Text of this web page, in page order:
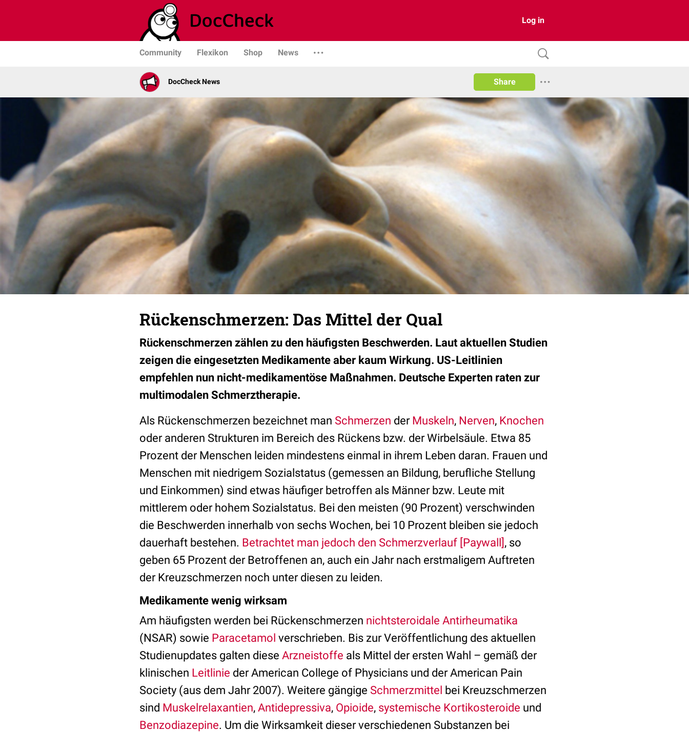
Log in
Community Flexikon Shop News
DocCheck News Share
Rückenschmerzen: Das Mittel der Qual
Rückenschmerzen zählen zu den häufigsten Beschwerden. Laut aktuellen Studien
zeigen die eingesetzten Medikamente aber kaum Wirkung. US-Leitlinien
empfehlen nun nicht-medikamentöse Maßnahmen. Deutsche Experten raten zur
multimodalen Schmerztherapie.
Als Rückenschmerzen bezeichnet man Schmerzen der Muskeln, Nerven, Knochen
oder anderen Strukturen im Bereich des Rückens bzw. der Wirbelsäule. Etwa 85
Prozent der Menschen leiden mindestens einmal in ihrem Leben daran. Frauen und
Menschen mit niedrigem Sozialstatus (gemessen an Bildung, berufliche Stellung
und Einkommen) sind etwas häufiger betroffen als Männer bzw. Leute mit
mittlerem oder hohem Sozialstatus. Bei den meisten (90 Prozent) verschwinden
die Beschwerden innerhalb von sechs Wochen, bei 10 Prozent bleiben sie jedoch
dauerhaft bestehen. Betrachtet man jedoch den Schmerzverlauf [Paywall], so
geben 65 Prozent der Betroffenen an, auch ein Jahr nach erstmaligem Auftreten
der Kreuzschmerzen noch unter diesen zu leiden.
Medikamente wenig wirksam
Am häufigsten werden bei Rückenschmerzen nichtsteroidale Antirheumatika
(NSAR) sowie Paracetamol verschrieben. Bis zur Veröffentlichung des aktuellen
Studienupdates galten diese Arzneistoffe als Mittel der ersten Wahl – gemäß der
klinischen Leitlinie der American College of Physicians und der American Pain
Society (aus dem Jahr 2007). Weitere gängige Schmerzmittel bei Kreuzschmerzen
sind Muskelrelaxantien, Antidepressiva, Opioide, systemische Kortikosteroide und
Benzodiazepine. Um die Wirksamkeit dieser verschiedenen Substanzen bei